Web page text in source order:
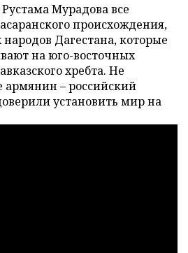
Мурадова все
происхождения,
Дагестана, которые
на юго-восточных
хребта. Не
армянин – российский
установить мир на